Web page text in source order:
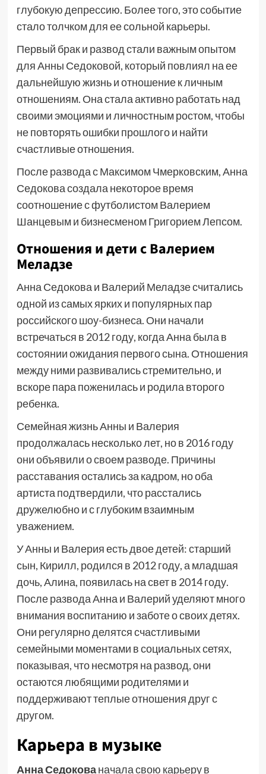
глубокую депрессию. Более того, это событие
стало толчком для ее сольной карьеры.
Первый брак и развод стали важным опытом
для Анны Седоковой, который повлиял на ее
дальнейшую жизнь и отношение к личным
отношениям. Она стала активно работать над
своими эмоциями и личностным ростом, чтобы
не повторять ошибки прошлого и найти
счастливые отношения.
После развода с Максимом Чмерковским, Анна
Седокова создала некоторое время
соотношение с футболистом Валерием
Шанцевым и бизнесменом Григорием Лепсом.
Отношения и дети с Валерием
Меладзе
Анна Седокова и Валерий Меладзе считались
одной из самых ярких и популярных пар
российского шоу-бизнеса. Они начали
встречаться в 2012 году, когда Анна была в
состоянии ожидания первого сына. Отношения
между ними развивались стремительно, и
вскоре пара поженилась и родила второго
ребенка.
Семейная жизнь Анны и Валерия
продолжалась несколько лет, но в 2016 году
они объявили о своем разводе. Причины
расставания остались за кадром, но оба
артиста подтвердили, что расстались
дружелюбно и с глубоким взаимным
уважением.
У Анны и Валерия есть двое детей: старший
сын, Кирилл, родился в 2012 году, а младшая
дочь, Алина, появилась на свет в 2014 году.
После развода Анна и Валерий уделяют много
внимания воспитанию и заботе о своих детях.
Они регулярно делятся счастливыми
семейными моментами в социальных сетях,
показывая, что несмотря на развод, они
остаются любящими родителями и
поддерживают теплые отношения друг с
другом.
Карьера в музыке
Анна Седокованачала свою карьеру в